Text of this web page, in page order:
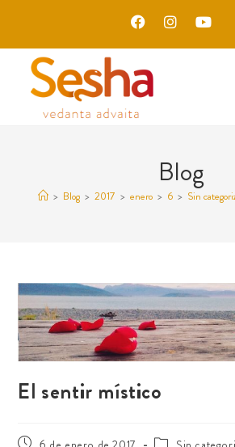
Blog
> Blog > 2017 > enero > 6 > Sin
El sentir místico